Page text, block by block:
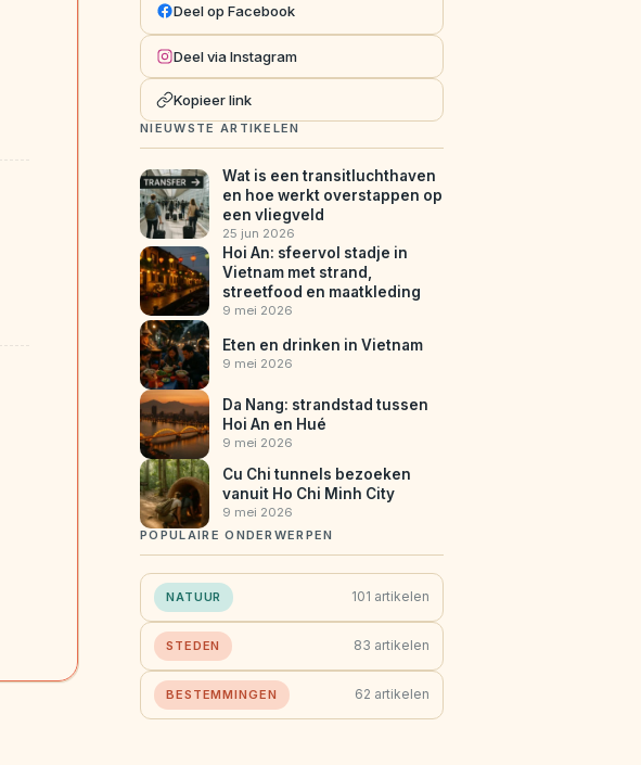
Deel op Facebook
Deel via Instagram
Kopieer link
NIEUWSTE ARTIKELEN
Wat is een transitluchthaven
en hoe werkt overstappen op
een vliegveld
25 jun 2026
Hoi An: sfeervol stadje in
Vietnam met strand,
streetfood en maatkleding
9 mei 2026
Eten en drinken in Vietnam
9 mei 2026
Da Nang: strandstad tussen
Hoi An en Hué
9 mei 2026
Cu Chi tunnels bezoeken
vanuit Ho Chi Minh City
9 mei 2026
POPULAIRE ONDERWERPEN
NATUUR 101 artikelen
STEDEN 83 artikelen
BESTEMMINGEN 62 artikelen